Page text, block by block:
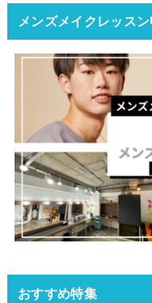
メンズメイクレッス
おすすめ特集